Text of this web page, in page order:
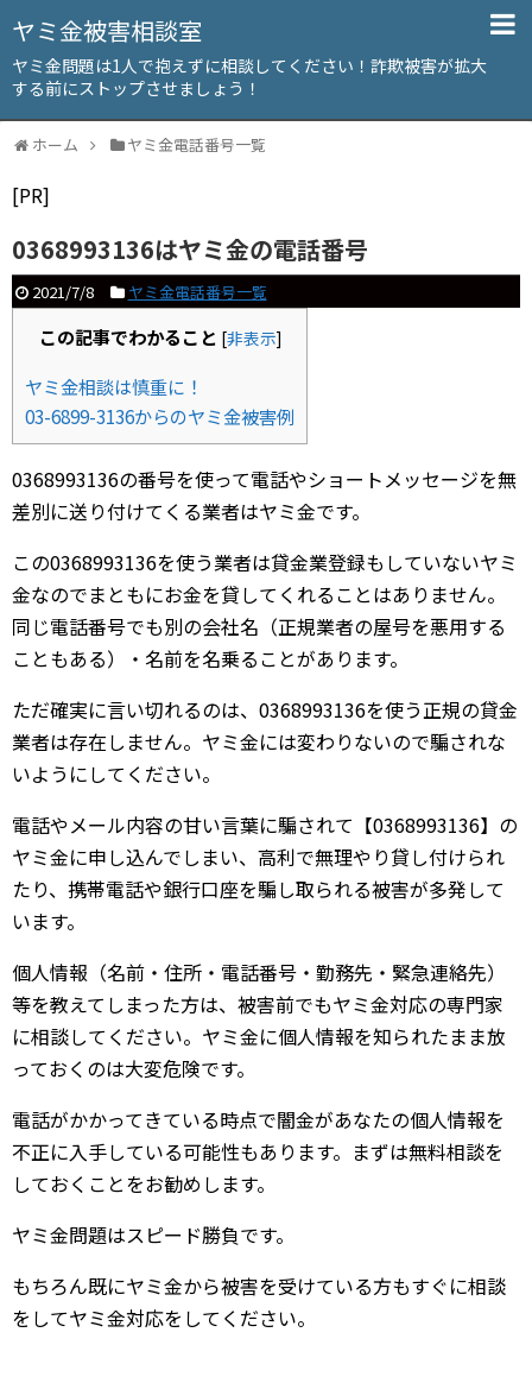
ヤミ金被害相談室
ヤミ金問題は1人で抱えずに相談してください！詐欺被害が拡大
する前にストップさせましょう！
ホーム ヤミ金電話番号一覧
[PR]
0368993136はヤミ金の電話番号
2021/7/8 ヤミ金電話番号一覧
この記事でわかること [非表示]
ヤミ金相談は慎重に！
03-6899-3136からのヤミ金被害例
0368993136の番号を使って電話やショートメッセージを無
差別に送り付けてくる業者はヤミ金です。
この0368993136を使う業者は貸金業登録もしていないヤミ
金なのでまともにお金を貸してくれることはありません。
同じ電話番号でも別の会社名（正規業者の屋号を悪用する
こともある）・名前を名乗ることがあります。
ただ確実に言い切れるのは、0368993136を使う正規の貸金
業者は存在しません。ヤミ金には変わりないので騙されな
いようにしてください。
電話やメール内容の甘い言葉に騙されて【0368993136】の
ヤミ金に申し込んでしまい、高利で無理やり貸し付けられ
たり、携帯電話や銀行口座を騙し取られる被害が多発して
います。
個人情報（名前・住所・電話番号・勤務先・緊急連絡先）
等を教えてしまった方は、被害前でもヤミ金対応の専門家
に相談してください。ヤミ金に個人情報を知られたまま放
っておくのは大変危険です。
電話がかかってきている時点で闇金があなたの個人情報を
不正に入手している可能性もあります。まずは無料相談を
しておくことをお勧めします。
ヤミ金問題はスピード勝負です。
もちろん既にヤミ金から被害を受けている方もすぐに相談
をしてヤミ金対応をしてください。